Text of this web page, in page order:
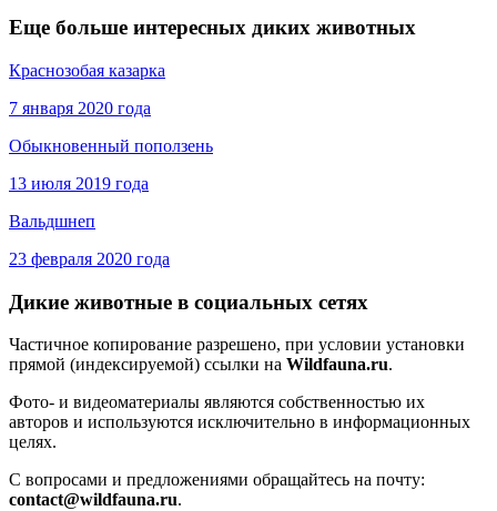
Еще больше интересных диких животных
Краснозобая казарка
7 января 2020 года
Обыкновенный поползень
13 июля 2019 года
Вальдшнеп
23 февраля 2020 года
Дикие животные в социальных сетях
Частичное копирование разрешено, при условии установки
прямой (индексируемой) ссылки на Wildfauna.ru.
Фото- и видеоматериалы являются собственностью их
авторов и используются исключительно в информационных
целях.
С вопросами и предложениями обращайтесь на почту:
contact@wildfauna.ru.